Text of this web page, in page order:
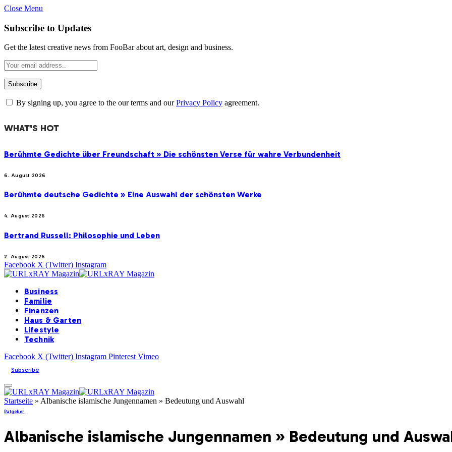
Close Menu
Subscribe to Updates
Get the latest creative news from FooBar about art, design and business.
By signing up, you agree to the our terms and ourPrivacy Policy agreement.
WHAT'S HOT
Berühmte Gedichte über Freundschaft » Die schönsten Verse für wahre Verbundenheit
6. August 2026
Berühmte deutsche Gedichte » Eine Auswahl der schönsten Werke
4. August 2026
Bertrand Russell: Philosophie und Leben
2. August 2026
Facebook X (Twitter) Instagram
Business
Familie
Finanzen
Haus & Garten
Lifestyle
Technik
Facebook X (Twitter) Instagram Pinterest Vimeo
Subscribe
Startseite » Albanische islamische Jungennamen » Bedeutung und Auswahl
Ratgeber
Albanische islamische Jungennamen » Bedeutung und